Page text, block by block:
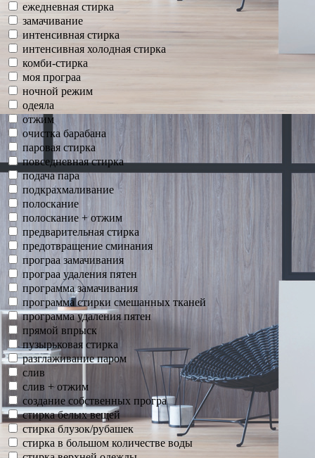
ежедневная стирка
замачивание
интенсивная стирка
интенсивная холодная стирка
комби-стирка
моя програа
ночной режим
одеяла
отжим
очистка барабана
паровая стирка
повседневная стирка
подача пара
подкрахмаливание
полоскание
полоскание + отжим
предварительная стирка
предотвращение сминания
програа замачивания
програа удаления пятен
программа замачивания
программа стирки смешанных тканей
программа удаления пятен
прямой впрыск
пузырьковая стирка
разглаживание паром
слив
слив + отжим
создание собственных програ
стирка белых вещей
стирка блузок/рубашек
стирка в большом количестве воды